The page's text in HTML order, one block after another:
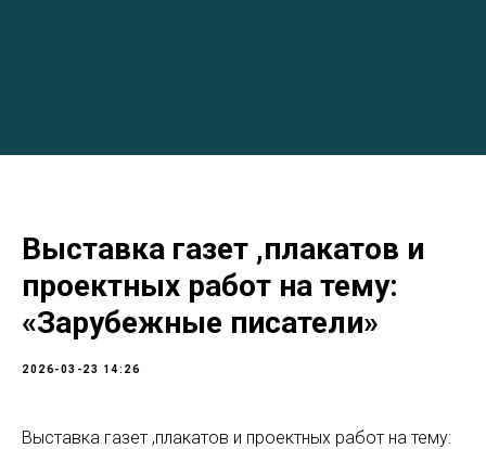
Выставка газет ,плакатов и
проектных работ на тему:
«Зарубежные писатели»
2026-03-23 14:26
Выставка газет ,плакатов и проектных работ на тему: